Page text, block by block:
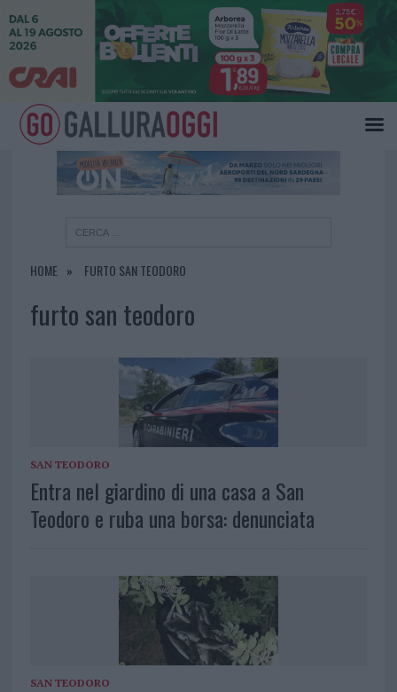
HOME FURTO SAN TEODORO
furto san teodoro
SAN TEODORO
Entra nel giardino di una casa a San
Teodoro e ruba una borsa: denunciata
SAN TEODORO
×